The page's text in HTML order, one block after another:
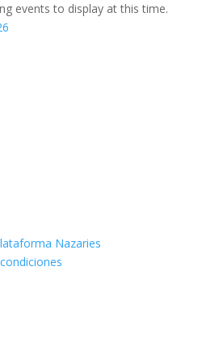
events to display at this time.
Nazaries